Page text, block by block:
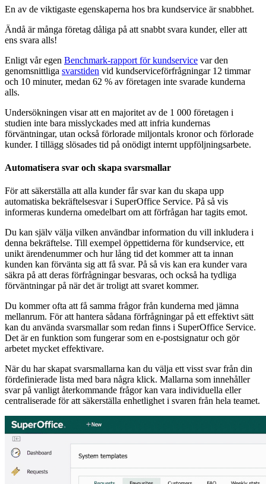
En av de viktigaste egenskaperna hos bra kundservice är snabbhet.
Ändå är många företag dåliga på att snabbt svara kunder, eller att
ens svara alls!
Enligt vår egen Benchmark-rapport för kundservice var den
genomsnittliga svarstiden vid kundserviceförfrågningar 12 timmar
och 10 minuter, medan 62 % av företagen inte svarade kunderna
alls.
Undersökningen visar att en majoritet av de 1 000 företagen i
studien inte bara misslyckades med att infria kundernas
förväntningar, utan också förlorade miljontals kronor och förlorade
kunder. I tillägg slösades tid på onödigt internt uppföljningsarbete.
Automatisera svar och skapa svarsmallar
För att säkerställa att alla kunder får svar kan du skapa upp
automatiska bekräftelsesvar i SuperOffice Service. På så vis
informeras kunderna omedelbart om att förfrågan har tagits emot.
Du kan själv välja vilken användbar information du vill inkludera i
denna bekräftelse. Till exempel öppettiderna för kundservice, ett
unikt ärendenummer och hur lång tid det kommer att ta innan
kunden kan förvänta sig att få svar. På så vis kan era kunder vara
säkra på att deras förfrågningar besvaras, och också ha tydliga
förväntningar på när det är troligt att svaret kommer.
Du kommer ofta att få samma frågor från kunderna med jämna
mellanrum. För att hantera sådana förfrågningar på ett effektivt sätt
kan du använda svarsmallar som redan finns i SuperOffice Service.
Det är en funktion som fungerar som en e-postsignatur och gör
arbetet mycket effektivare.
När du har skapat svarsmallarna kan du välja ett visst svar från din
fördefinierade lista med bara några klick. Mallarna som innehåller
svar på vanligt återkommande frågor kan vara individuella eller
centraliserade för att säkerställa enhetlighet i svaren från hela teamet.